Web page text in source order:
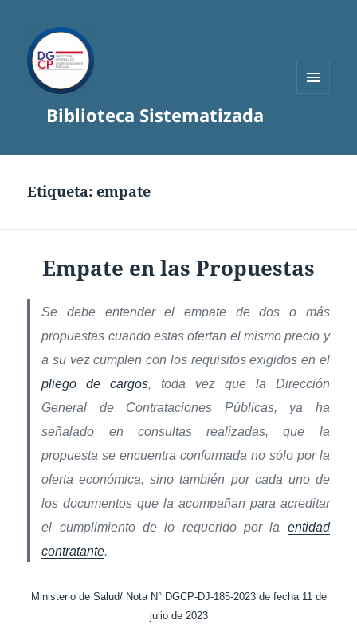
Biblioteca Sistematizada
Etiqueta:empate
Empate en las Propuestas
Se debe entender el empate de dos o más
propuestas cuando estas ofertan el mismo precio y
a su vez cumplen con los requisitos exigidos en el
pliego de cargos, toda vez que la Dirección
General de Contrataciones Públicas, ya ha
señalado en consultas realizadas, que la
propuesta se encuentra conformada no sólo por la
oferta económica, sino también por cada uno de
los documentos que la acompañan para acreditar
el cumplimiento de lo requerido por la entidad
contratante.
Ministerio de Salud/ Nota N° DGCP-DJ-185-2023 de fecha 11 de
julio de 2023